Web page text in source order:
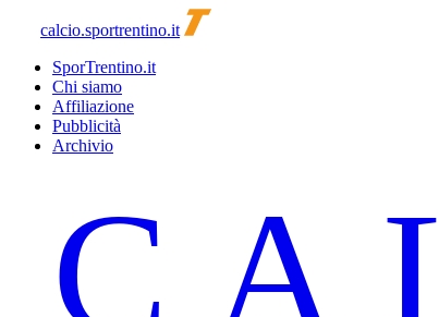
calcio.sportrentino.it
SporTrentino.it
Chi siamo
Affiliazione
Pubblicità
Archivio